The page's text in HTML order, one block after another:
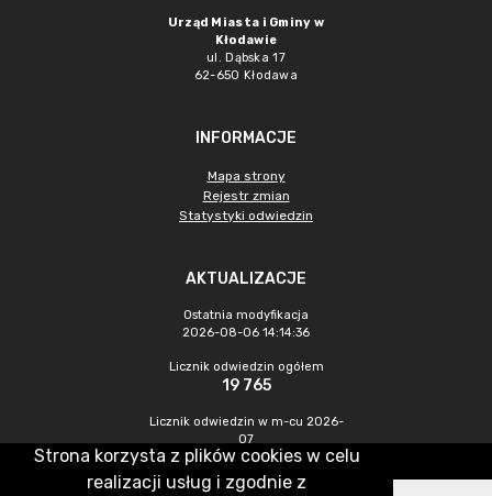
Urząd Miasta i Gminy w
Kłodawie
ul. Dąbska 17
62-650 Kłodawa
INFORMACJE
Mapa strony
Rejestr zmian
Statystyki odwiedzin
AKTUALIZACJE
Ostatnia modyfikacja
2026-08-06 14:14:36
Licznik odwiedzin ogółem
19 765
Licznik odwiedzin w m-cu 2026-
07
419
Strona korzysta z plików cookies w celu
realizacji usług i zgodnie z